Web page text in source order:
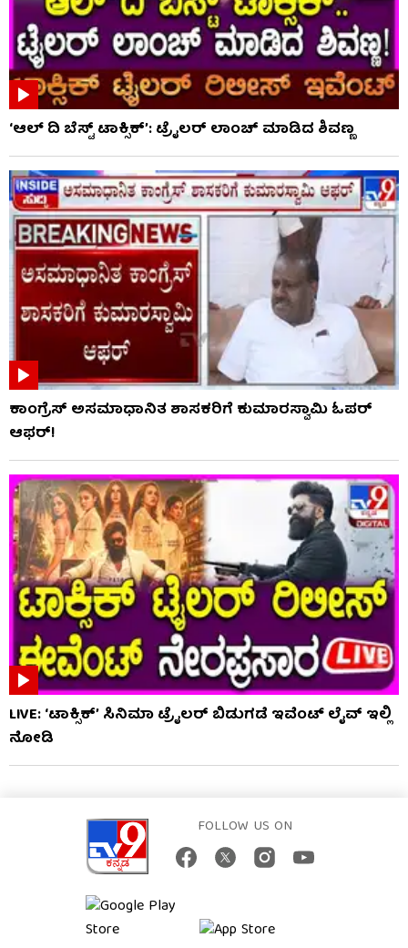
‘ಆಲ್​ ದಿ ಬೆಸ್ಟ್​ ಟಾಕ್ಸಿಕ್’: ಟ್ರೈಲರ್​ ಲಾಂಚ್ ಮಾಡಿದ ಶಿವಣ್ಣ
ಕಾಂಗ್ರೆಸ್ ಅಸಮಾಧಾನಿತ ಶಾಸಕರಿಗೆ ಕುಮಾರಸ್ವಾಮಿ ಓಪರ್
ಆಫರ್!
LIVE: ‘ಟಾಕ್ಸಿಕ್’ ಸಿನಿಮಾ ಟ್ರೈಲರ್ ಬಿಡುಗಡೆ ಇವೆಂಟ್ ಲೈವ್ ಇಲ್ಲಿ
ನೋಡಿ
FOLLOW US ON